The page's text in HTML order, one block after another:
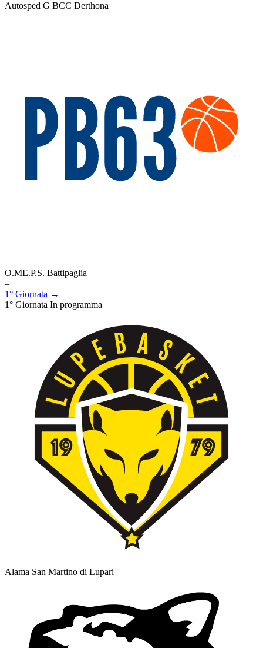
Autosped G BCC Derthona
O.ME.P.S. Battipaglia
–
1° Giornata →
1° Giornata In programma
Alama San Martino di Lupari